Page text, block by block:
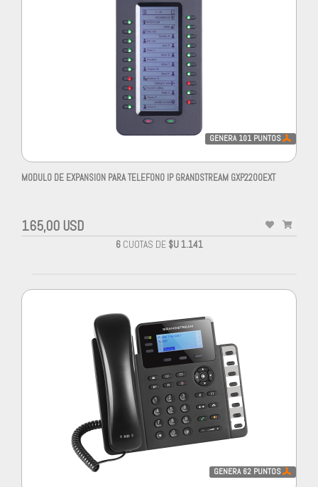
GENERA 101 PUNTOS
MODULO DE EXPANSION PARA TELEFONO IP GRANDSTREAM GXP2200EXT
165,00 USD
6CUOTAS DE $U 1.141
GENERA 62 PUNTOS